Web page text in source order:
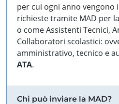
per cui ogni anno vengono
richieste tramite MAD per
o come Assistenti Tecnici,
Collaboratori scolastici:
amministrativo, tecnico e
ATA.
Chi può inviare la MAD?